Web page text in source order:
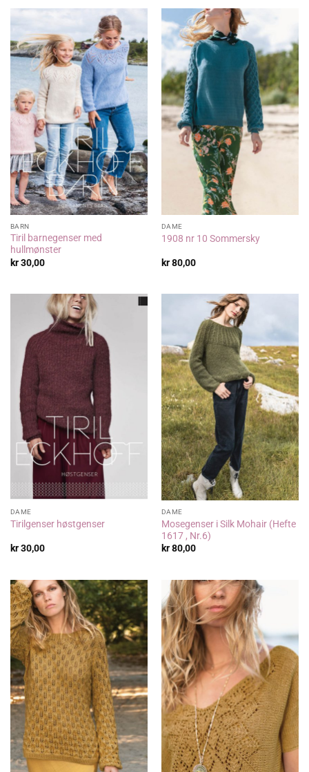
BARN
Tiril barnegenser med
hullmønster
kr30,00
DAME
1908 nr 10 Sommersky
kr80,00
DAME
Tirilgenser høstgenser
kr30,00
DAME
Mosegenser i Silk Mohair (Hefte
1617 , Nr.6)
kr80,00